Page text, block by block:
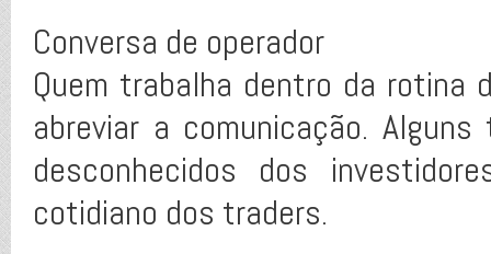
Conversa de operador
Quem trabalha dentro da
abreviar a comunicação.
desconhecidos dos
cotidiano dos traders.